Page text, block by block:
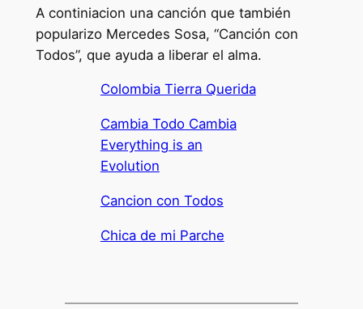
A continiacion una canción que también
popularizo Mercedes Sosa, “Canción con
Todos”, que ayuda a liberar el alma.
Colombia Tierra Querida
Cambia Todo Cambia
Everything is an
Evolution
Cancion con Todos
Chica de mi Parche